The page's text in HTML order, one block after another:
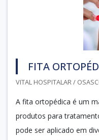
FITA
VITAL HOSPITALAR /
A fita ortopédica é um
produtos para
pode ser aplicado em